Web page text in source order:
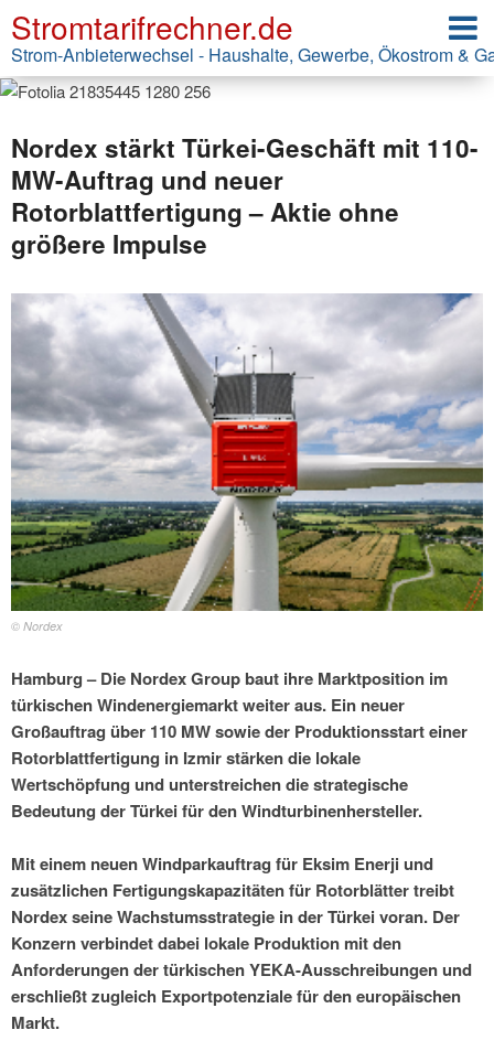
Stromtarifrechner.de
Strom-Anbieterwechsel - Haushalte, Gewerbe, Ökostrom &
Nordex stärkt Türkei-Geschäft mit 110-
MW-Auftrag und neuer
Rotorblattfertigung – Aktie ohne
größere Impulse
© Nordex
Hamburg – Die Nordex Group baut ihre Marktposition im
türkischen Windenergiemarkt weiter aus. Ein neuer
Großauftrag über 110 MW sowie der Produktionsstart einer
Rotorblattfertigung in Izmir stärken die lokale
Wertschöpfung und unterstreichen die strategische
Bedeutung der Türkei für den Windturbinenhersteller.
Mit einem neuen Windparkauftrag für Eksim Enerji und
zusätzlichen Fertigungskapazitäten für Rotorblätter treibt
Nordex seine Wachstumsstrategie in der Türkei voran. Der
Konzern verbindet dabei lokale Produktion mit den
Anforderungen der türkischen YEKA-Ausschreibungen und
erschließt zugleich Exportpotenziale für den europäischen
Markt.